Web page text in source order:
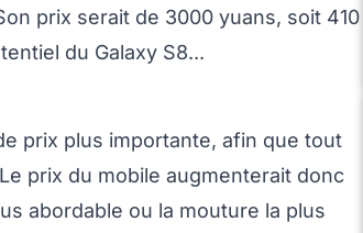
prix serait de 3000 yuans, soit 410
du Galaxy S8...
prix plus importante, afin que tout
prix du mobile augmenterait donc
abordable ou la mouture la plus